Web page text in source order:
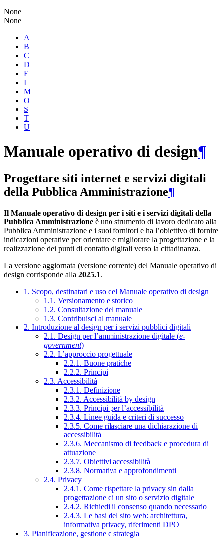
None
None
A
B
C
D
E
I
M
O
S
T
U
Manuale operativo di design¶
Progettare siti internet e servizi digitali
della Pubblica Amministrazione¶
Il Manuale operativo di design per i siti e i servizi digitali della
Pubblica Amministrazione è uno strumento di lavoro dedicato alla
Pubblica Amministrazione e i suoi fornitori e ha l’obiettivo di fornire
indicazioni operative per orientare e migliorare la progettazione e la
realizzazione dei punti di contatto digitali verso la cittadinanza.
La versione aggiornata (versione corrente) del Manuale operativo di
design corrisponde alla 2025.1.
1. Scopo, destinatari e uso del Manuale operativo di design
1.1. Versionamento e storico
1.2. Consultazione del manuale
1.3. Contribuisci al manuale
2. Introduzione al design per i servizi pubblici digitali
2.1. Design per l’amministrazione digitale (e-
government)
2.2. L’approccio progettuale
2.2.1. Buone pratiche
2.2.2. Principi
2.3. Accessibilità
2.3.1. Definizione
2.3.2. Accessibilità by design
2.3.3. Principi per l’accessibilità
2.3.4. Linee guida e criteri di successo
2.3.5. Come rilasciare una dichiarazione di
accessibilità
2.3.6. Meccanismo di feedback e procedura di
attuazione
2.3.7. Obiettivi accessibilità
2.3.8. Normativa e approfondimenti
2.4. Privacy
2.4.1. Come rispettare la privacy sin dalla
progettazione di un sito o servizio digitale
2.4.2. Richiedi il consenso quando necessario
2.4.3. Le basi del sito web: architettura,
informativa privacy, riferimenti DPO
3. Pianificazione, gestione e strategia